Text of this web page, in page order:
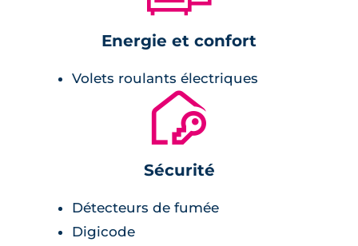
Energie et confort
Volets roulants électriques
🔐
Sécurité
Détecteurs de fumée
Digicode